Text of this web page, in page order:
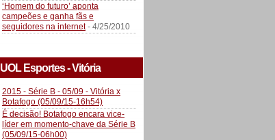
‘Homem do futuro’ aponta
campeões e ganha fãs e
seguidores na internet- 4/25/2010
UOL Esportes - Vitória
2015 - Série B - 05/09 - Vitória x
Botafogo (05/09/15-16h54)
É decisão! Botafogo encara vice-
líder em momento-chave da Série B
(05/09/15-06h00)